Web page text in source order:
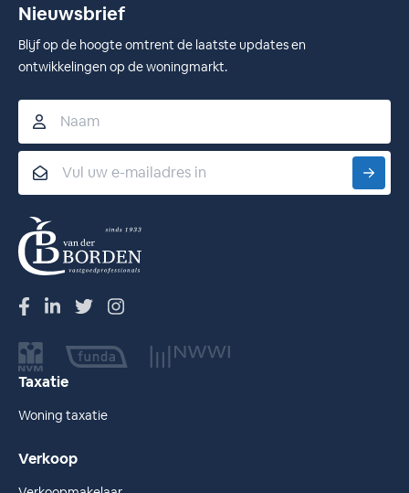
Nieuwsbrief
Blijf op de hoogte omtrent de laatste updates en
ontwikkelingen op de woningmarkt.
Naam
Email
Verkoop
Taxatie
Woning taxatie